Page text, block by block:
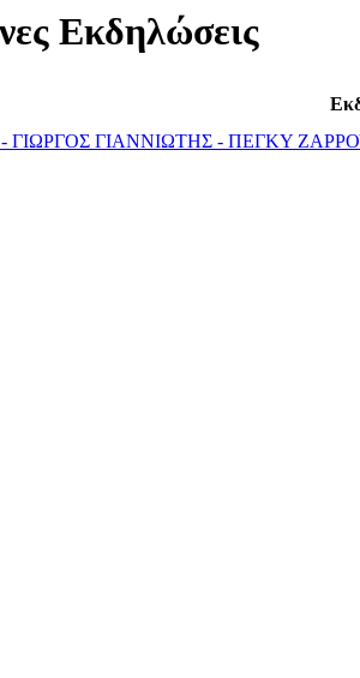
Εκδηλώσεις
ΓΙΩΡΓΟΣ ΓΙΑΝΝΙΩΤΗΣ - ΠΕΓΚΥ